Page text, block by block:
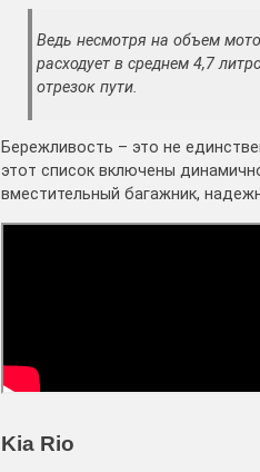
Ведь несмотря на объем
расходует в среднем 4,7
отрезок пути.
Бережливость – это не
этот список включены
вместительный багажник,
Kia Rio